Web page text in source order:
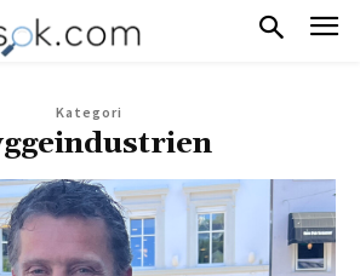
Kategori